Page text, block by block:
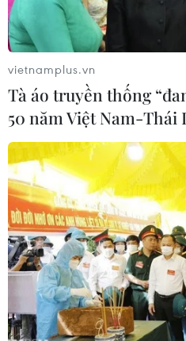
vietnamplus.vn
Tà áo truyền thống
50 năm Việt Nam-Thái